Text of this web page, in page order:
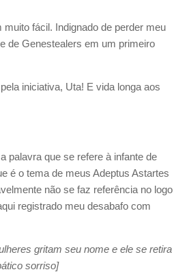
fácil. Indignado de perder meu
de Genestealers em um primeiro
iniciativa, Uta! E vida longa aos
palavra que se refere à infante de
é o tema de meus Adeptus Astartes
não se faz referência no logo
registrado meu desabafo com
gritam seu nome e ele se retira
sorriso]